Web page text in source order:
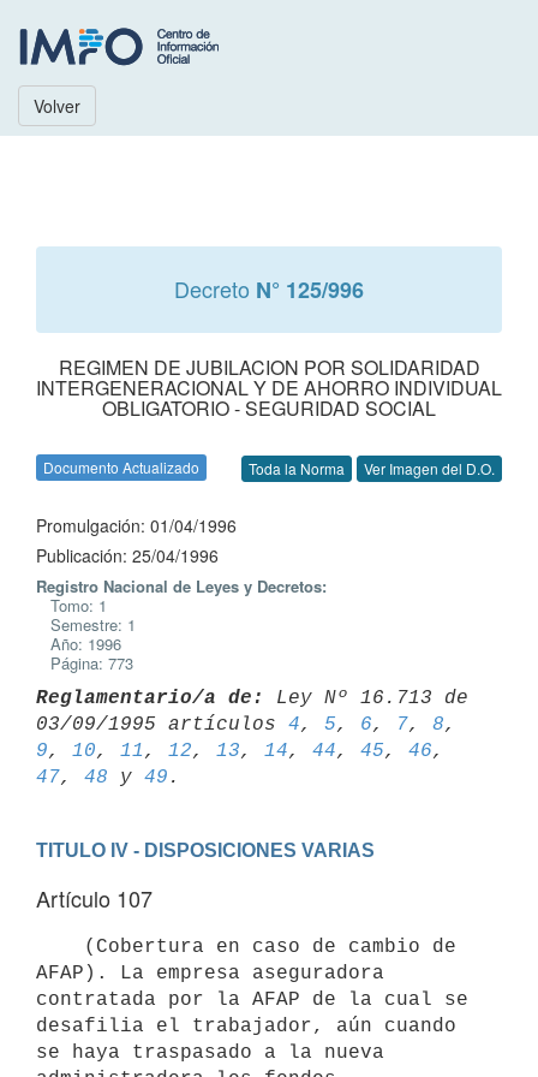
Volver
Decreto N° 125/996
REGIMEN DE JUBILACION POR SOLIDARIDAD
INTERGENERACIONAL Y DE AHORRO INDIVIDUAL
OBLIGATORIO - SEGURIDAD SOCIAL
Documento Actualizado Toda la Norma Ver Imagen del D.O.
Promulgación: 01/04/1996
Publicación: 25/04/1996
Registro Nacional de Leyes y Decretos:
Tomo: 1
Semestre: 1
Año: 1996
Página: 773
Reglamentario/a de:
Ley Nº 16.713 de
03/09/1995 artículos 4, 5, 6, 7, 8,
9, 10, 11 , 12, 13, 14, 44, 45, 46
47, 48 y 49
TITULO IV - DISPOSICIONES VARIAS
Artículo 107
AFAP). La empresa aseguradora
contratada por la AFAP de la cual se
desafilia el trabajador, aún cuando
se haya traspasado a la nueva